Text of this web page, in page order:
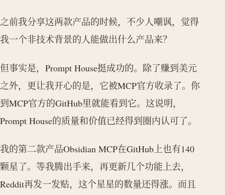
之前我分享这两款产品的时候，不少人嘲讽，觉得
我一个非技术背景的人能做出什么产品来？
但事实是，Prompt House挺成功的。除了赚到美元
之外，更让我开心的是，它被MCP官方收录了。你
到MCP官方的GitHub里就能看到它。这说明，
Prompt House的质量和价值已经得到圈内认可了。
我的第二款产品Obsidian MCP在GitHub上也有140
颗星了。等我腾出手来，再更新几个功能上去，
Reddit再发一发贴，这个星星的数量还得涨。而且